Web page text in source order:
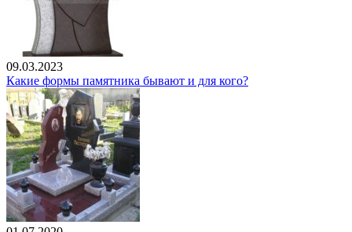
09.03.2023
Какие формы памятника бывают и для кого?